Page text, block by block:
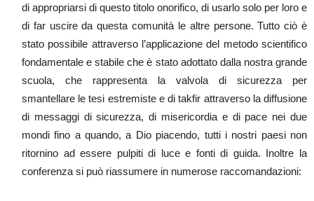
di appropriarsi di questo titolo onorifico, di usarlo solo per loro e
di far uscire da questa comunità le altre persone. Tutto ciò è
stato possibile attraverso l’applicazione del metodo scientifico
fondamentale e stabile che è stato adottato dalla nostra grande
scuola, che rappresenta la valvola di sicurezza per
smantellare le tesi estremiste e di takfir attraverso la diffusione
di messaggi di sicurezza, di misericordia e di pace nei due
mondi fino a quando, a Dio piacendo, tutti i nostri paesi non
ritornino ad essere pulpiti di luce e fonti di guida. Inoltre la
conferenza si può riassumere in numerose raccomandazioni: